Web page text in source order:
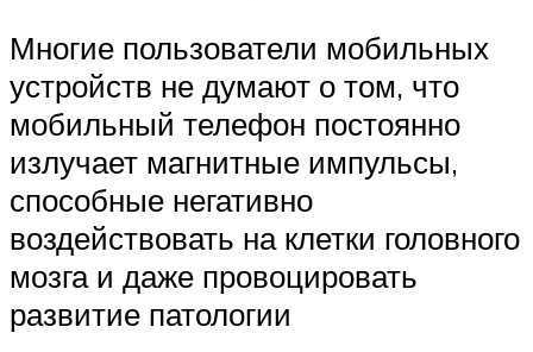
Многие пользователи мобильных
устройств не думают о том, что
мобильный телефон постоянно
излучает магнитные импульсы,
способные негативно
воздействовать на клетки головного
мозга и даже провоцировать
развитие патологии